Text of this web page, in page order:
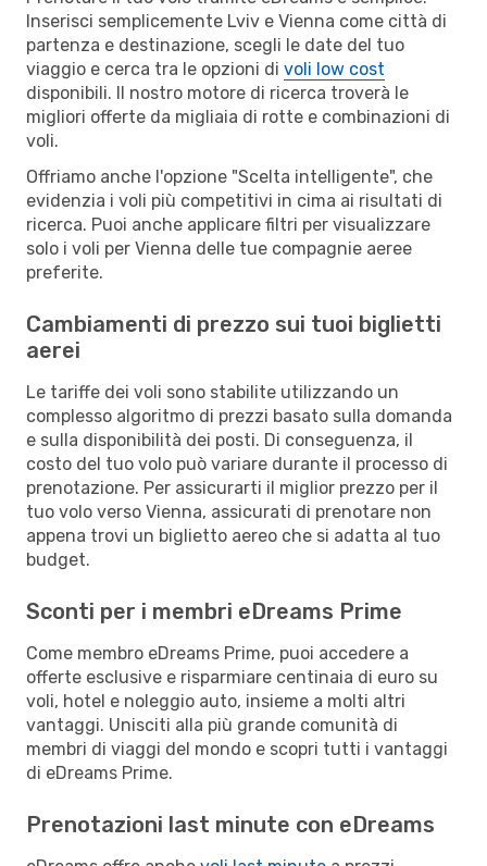
Inserisci semplicemente Lviv e Vienna come città di
partenza e destinazione, scegli le date del tuo
viaggio e cerca tra le opzioni di voli low cost
disponibili. Il nostro motore di ricerca troverà le
migliori offerte da migliaia di rotte e combinazioni di
voli.
Offriamo anche l'opzione "Scelta intelligente", che
evidenzia i voli più competitivi in cima ai risultati di
ricerca. Puoi anche applicare filtri per visualizzare
solo i voli per Vienna delle tue compagnie aeree
preferite.
Cambiamenti di prezzo sui tuoi biglietti
aerei
Le tariffe dei voli sono stabilite utilizzando un
complesso algoritmo di prezzi basato sulla domanda
e sulla disponibilità dei posti. Di conseguenza, il
costo del tuo volo può variare durante il processo di
prenotazione. Per assicurarti il miglior prezzo per il
tuo volo verso Vienna, assicurati di prenotare non
appena trovi un biglietto aereo che si adatta al tuo
budget.
Sconti per i membri eDreams Prime
Come membro eDreams Prime, puoi accedere a
offerte esclusive e risparmiare centinaia di euro su
voli, hotel e noleggio auto, insieme a molti altri
vantaggi. Unisciti alla più grande comunità di
membri di viaggi del mondo e scopri tutti i vantaggi
di eDreams Prime.
Prenotazioni last minute con eDreams